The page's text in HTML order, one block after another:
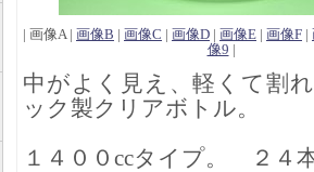
| 画像A | 画像B | 画像C | 画像D | 画像E | 画像F |
像9 |
中がよく見え、軽くて割
ック製クリアボトル。
１４００ccタイプ。 ２４